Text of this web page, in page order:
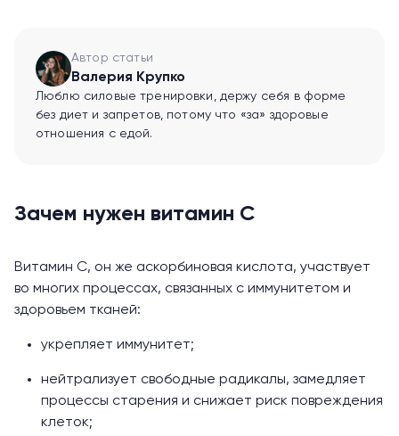
Автор статьи
Валерия Крупко
Люблю силовые тренировки, держу себя в форме
без диет и запретов, потому что «за» здоровые
отношения с едой.
Зачем нужен витамин С
Витамин С, он же аскорбиновая кислота, участвует
во многих процессах, связанных с иммунитетом и
здоровьем тканей:
укрепляет иммунитет;
нейтрализует свободные радикалы, замедляет
процессы старения и снижает риск повреждения
клеток;